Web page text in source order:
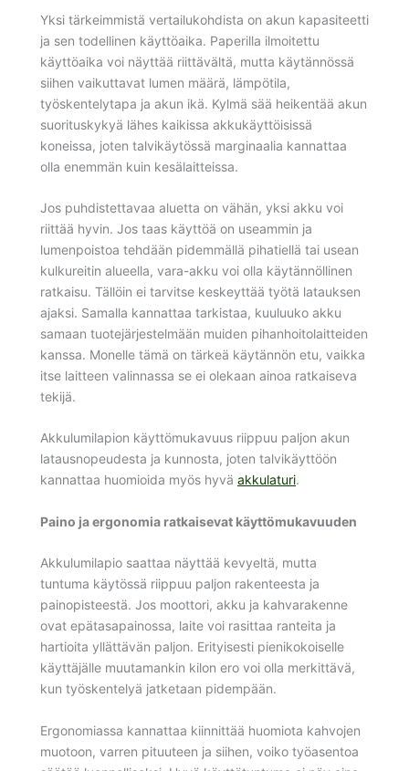
Yksi tärkeimmistä vertailukohdista on akun kapasiteetti
ja sen todellinen käyttöaika. Paperilla ilmoitettu
käyttöaika voi näyttää riittävältä, mutta käytännössä
siihen vaikuttavat lumen määrä, lämpötila,
työskentelytapa ja akun ikä. Kylmä sää heikentää akun
suorituskykyä lähes kaikissa akkukäyttöisissä
koneissa, joten talvikäytössä marginaalia kannattaa
olla enemmän kuin kesälaitteissa.
Jos puhdistettavaa aluetta on vähän, yksi akku voi
riittää hyvin. Jos taas käyttöä on useammin ja
lumenpoistoa tehdään pidemmällä pihatiellä tai usean
kulkureitin alueella, vara-akku voi olla käytännöllinen
ratkaisu. Tällöin ei tarvitse keskeyttää työtä latauksen
ajaksi. Samalla kannattaa tarkistaa, kuuluuko akku
samaan tuotejärjestelmään muiden pihanhoitolaitteiden
kanssa. Monelle tämä on tärkeä käytännön etu, vaikka
itse laitteen valinnassa se ei olekaan ainoa ratkaiseva
tekijä.
Akkulumilapion käyttömukavuus riippuu paljon akun
latausnopeudesta ja kunnosta, joten talvikäyttöön
kannattaa huomioida myös hyvä akkulaturi.
Paino ja ergonomia ratkaisevat käyttömukavuuden
Akkulumilapio saattaa näyttää kevyeltä, mutta
tuntuma käytössä riippuu paljon rakenteesta ja
painopisteestä. Jos moottori, akku ja kahvarakenne
ovat epätasapainossa, laite voi rasittaa ranteita ja
hartioita yllättävän paljon. Erityisesti pienikokoiselle
käyttäjälle muutamankin kilon ero voi olla merkittävä,
kun työskentelyä jatketaan pidempään.
Ergonomiassa kannattaa kiinnittää huomiota kahvojen
muotoon, varren pituuteen ja siihen, voiko työasentoa